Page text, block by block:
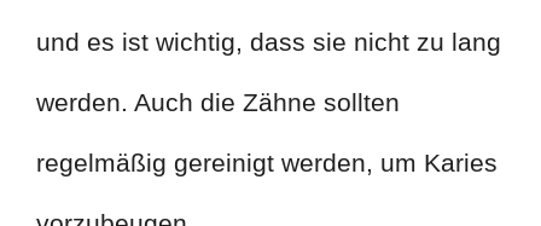
und es ist wichtig, dass sie nicht zu lang
werden. Auch die Zähne sollten
regelmäßig gereinigt werden, um Karies